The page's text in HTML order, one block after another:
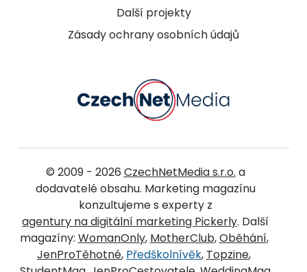
Další projekty
Zásady ochrany osobních údajů
© 2009 - 2026 CzechNetMedia s.r.o. a
dodavatelé obsahu. Marketing magazínu
konzultujeme s experty z
agentury na digitální marketing Pickerly. Další
magazíny: WomanOnly, MotherClub,Oběhání,
JenProTěhotné, Předškolnívěk, Topzine,